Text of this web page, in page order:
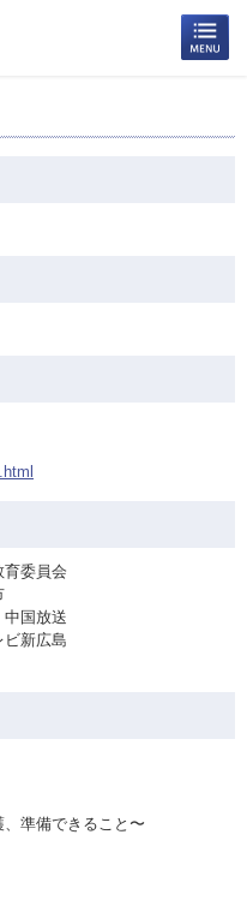
委員会
国放送
新広島
準備できること〜